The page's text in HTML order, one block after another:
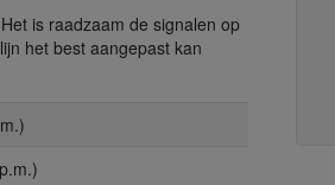
is raadzaam de signalen op
het best aangepast kan